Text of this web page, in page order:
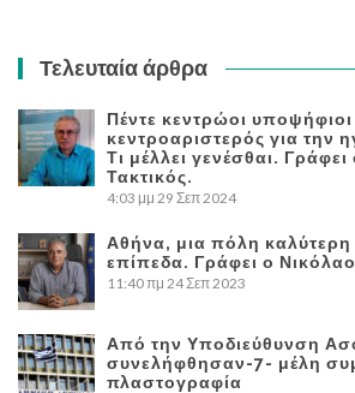
Τελευταία άρθρα
Πέντε κεντρώοι υποψήφιοι
κεντροαριστερός για την
Τι μέλλει γενέσθαι.
Τακτικός.
4:03 μμ 29 Σεπ 2024
Αθήνα, μια πόλη καλύτερη
επίπεδα. Γράφει ο
11:40 πμ 24 Σεπ 2023
Από την Υποδιεύθυνση
συνελήφθησαν-7- μέλη
πλαστογραφία